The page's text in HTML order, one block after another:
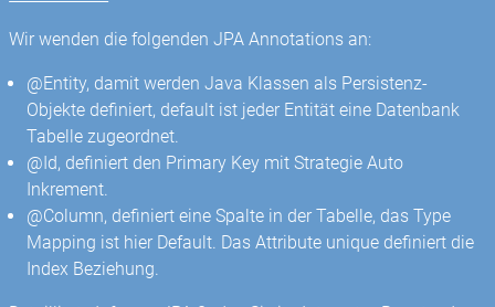
Wir wenden die folgenden JPA Annotations an:
@Entity, damit werden Java Klassen als Persistenz-
Objekte definiert, default ist jeder Entität eine Datenbank
Tabelle zugeordnet.
@Id, definiert den Primary Key mit Strategie Auto
Inkrement.
@Column, definiert eine Spalte in der Tabelle, das Type
Mapping ist hier Default. Das Attribute unique definiert die
Index Beziehung.